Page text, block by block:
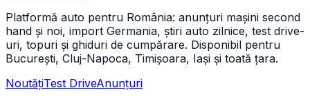
Platformă auto pentru România: anunțuri mașini second
hand și noi, import Germania, știri auto zilnice, test drive-
uri, topuri și ghiduri de cumpărare. Disponibil pentru
București, Cluj-Napoca, Timișoara, Iași și toată țara.
NoutățiTest DriveAnunțuri